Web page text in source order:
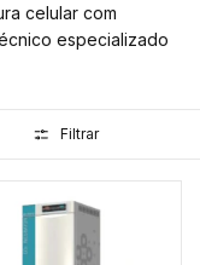
celular com
especializado
Filtrar